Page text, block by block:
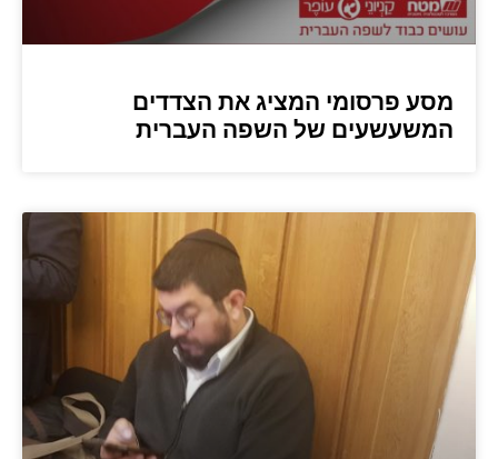
מסע פרסומי המציג את הצדדים
המשעשעים של השפה העברית